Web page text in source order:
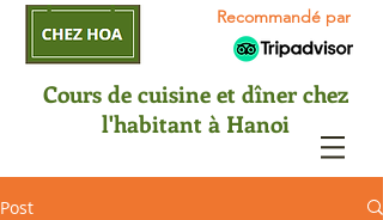
Recommandé par
Cours de cuisine et dîner chez
l'habitant à Hanoi
Post